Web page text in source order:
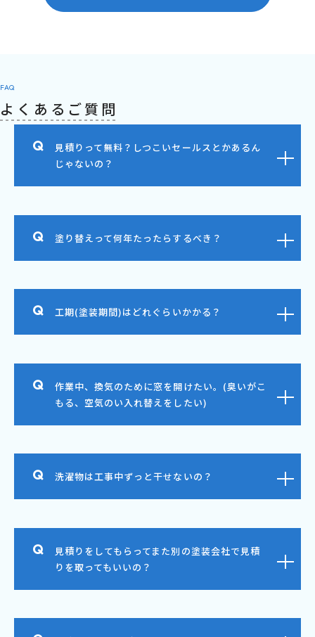
FAQ
よくあるご質問
見積りって無料？しつこいセールスとかあるん
じゃないの？
塗り替えって何年たったらするべき？
工期(塗装期間)はどれぐらいかかる？
作業中、換気のために窓を開けたい。(臭いがこ
もる、空気のい入れ替えをしたい)
洗濯物は工事中ずっと干せないの？
見積りをしてもらってまた別の塗装会社で見積
りを取ってもいいの？